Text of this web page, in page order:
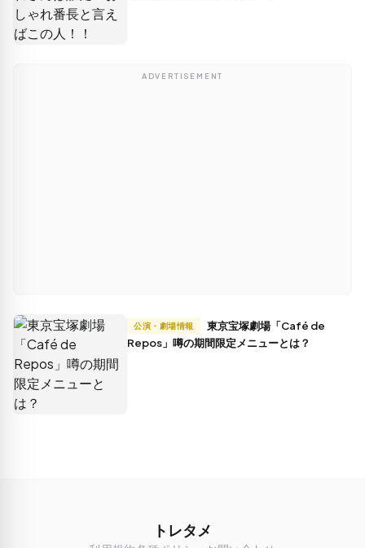
ADVERTISEMENT
公演・劇場情報
Repos」噂の期間限定メニューとは？
トレタメ